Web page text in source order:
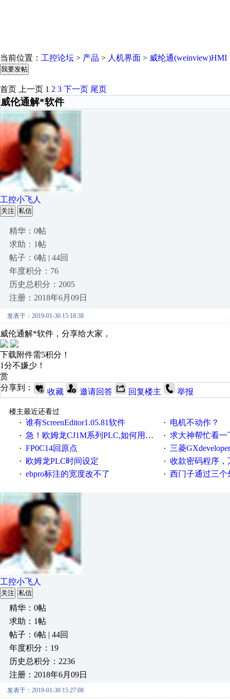
当前位置： 工控论坛 > 产品 > 人机界面 > 威纶通(weinview)HMI
我要发帖
首页 上一页 1 2 3 下一页 尾页
威伦通解*软件
工控小飞人
关注 私信
精华：0帖
求助：1帖
帖子：6帖 | 44回
年度积分：76
历史总积分：2005
注册：2018年6月09日
发表于：2019-01-30 15:18:38
威伦通解*软件，分享给大家，
下载附件需5积分！
1分不嫌少！
赏
分享到：
收藏 邀请回答 回复楼主 举报
楼主最近还看过
· 谁有ScreenEditor1.05.81软件 · 电机不动作？
· 急！欧姆龙CJ1M系列PLC,如何用时间控制变频器。要求时间在组态王中可以自由输入！拜托各位大神了！ · 求大神帮忙看一
· FP0C14回原点 · 三菱
· 欧姆龙PLC时间设定 · 收款密码程序
· ebpro标注的宽度改不了 · 西门子通过三个外
工控小飞人
关注 私信
精华：0帖
求助：1帖
帖子：6帖 | 44回
年度积分：19
历史总积分：2236
注册：2018年6月09日
发表于：2019-01-30 15:27:08